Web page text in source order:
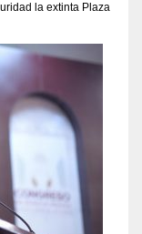
la extinta Plaza